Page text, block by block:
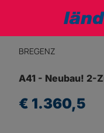
BREGENZ
A41 - Neubau! 2-
€ 1.360,5